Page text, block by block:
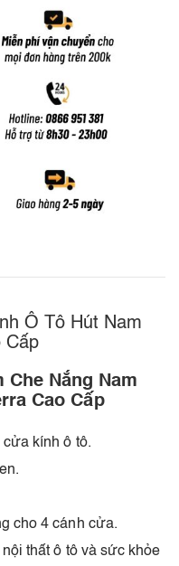
Ô Tô Hút Nam
Cấp
Nắng Nam
Cao Cấp
cửa kính ô tô.
cho 4 cánh cửa.
thất ô tô và sức khỏe